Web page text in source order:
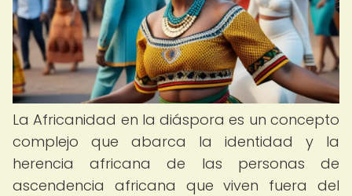
La Africanidad en la diáspora es un concepto
complejo que abarca la identidad y la
herencia africana de las personas de
ascendencia africana que viven fuera del